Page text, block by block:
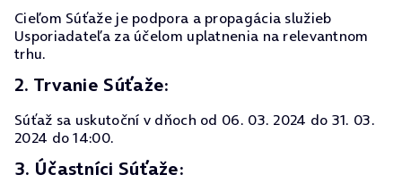
Cieľom Súťaže je podpora a propagácia služieb
Usporiadateľa za účelom uplatnenia na relevantnom
trhu.
2. Trvanie Súťaže:
Súťaž sa uskutoční v dňoch od 06. 03. 2024 do 31. 03.
2024 do 14:00.
3. Účastníci Súťaže: